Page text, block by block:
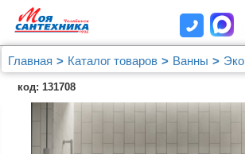
Главная Каталог товаров Ванны
Акриловая ванна 1ACReal (Triton)
код: 131708